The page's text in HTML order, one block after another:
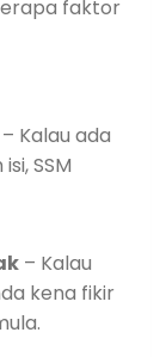
faktor
– Kalau ada
SSM
– Kalau
kena fikir